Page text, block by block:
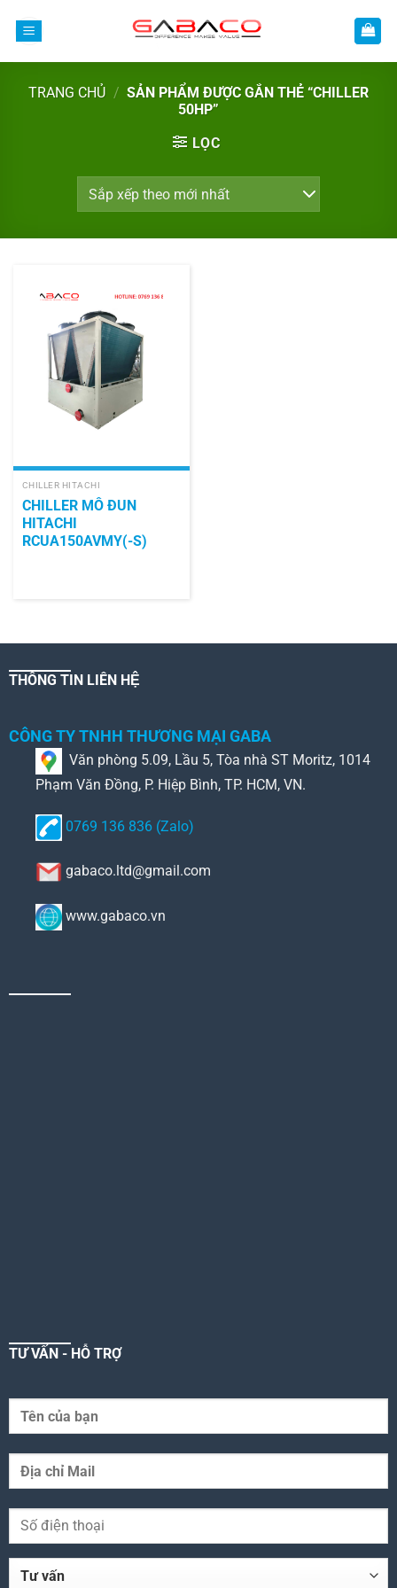
TRANG CHỦ / SẢN PHẨM ĐƯỢC GẮN THẺ “CHILLER
50HP”
LỌC
CHILLER HITACHI
CHILLER MÔ ĐUN
HITACHI
RCUA150AVMY(-S)
THÔNG TIN LIÊN HỆ
CÔNG TY TNHH THƯƠNG MẠI GABA
Văn phòng 5.09, Lầu 5, Tòa nhà ST Moritz, 1014
Phạm Văn Đồng, P. Hiệp Bình, TP. HCM, VN.
0769 136 836 (Zalo)
gabaco.ltd@gmail.com
www.gabaco.vn
TƯ VẤN - HỖ TRỢ